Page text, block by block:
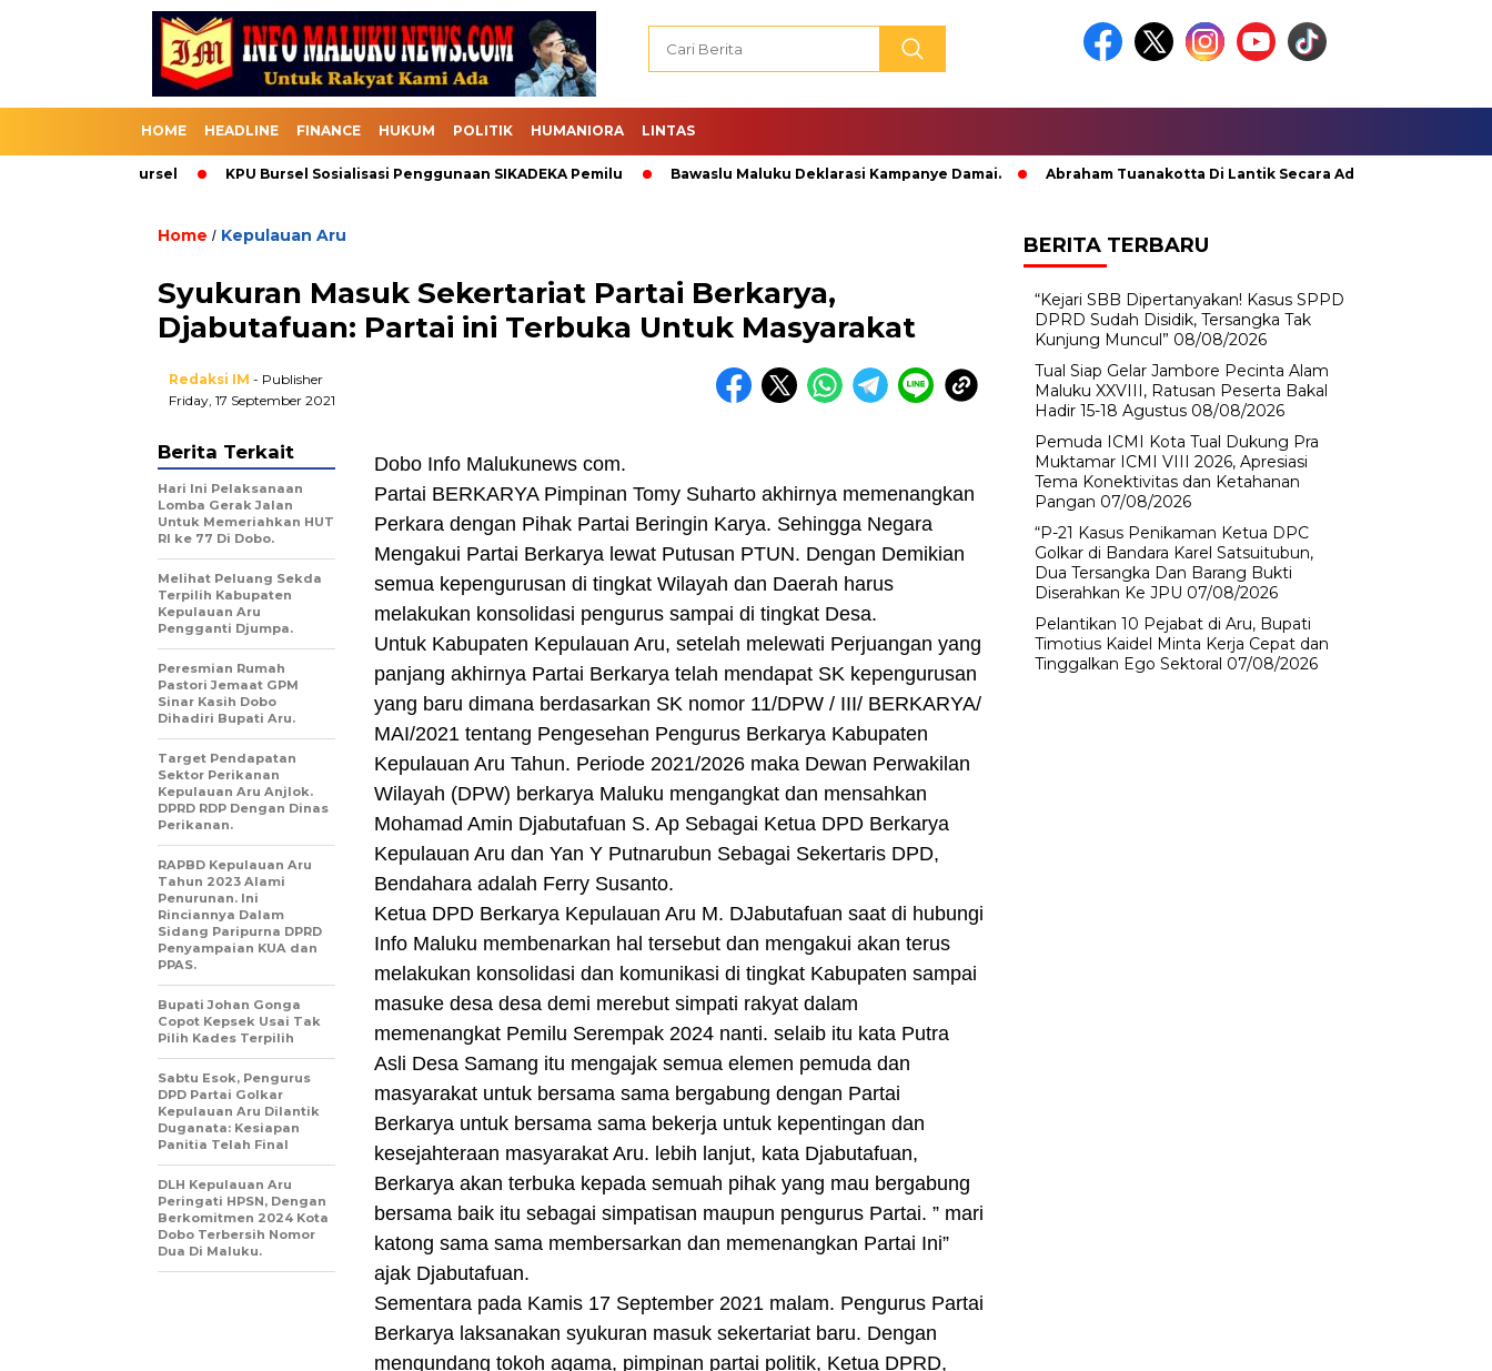
HOME HEADLINE FINANCE HUKUM POLITIK HUMANIORA LINTAS
Melalui Bursel KPU Bursel Sosialisasi Penggunaan SIKADEKA Pemilu Bawaslu Maluku Deklarasi Kampanye Damai. Abraham Tuanakotta Di Lantik Secara Adat; Pj Bupati Malteng
Home / Kepulauan Aru
Syukuran Masuk Sekertariat Partai Berkarya,
Djabutafuan: Partai ini Terbuka Untuk Masyarakat
Redaksi IM - Publisher
Friday, 17 September 2021
Dobo Info Malukunews com.
Partai BERKARYA Pimpinan Tomy Suharto akhirnya memenangkan
Perkara dengan Pihak Partai Beringin Karya. Sehingga Negara
Mengakui Partai Berkarya lewat Putusan PTUN. Dengan Demikian
semua kepengurusan di tingkat Wilayah dan Daerah harus
melakukan konsolidasi pengurus sampai di tingkat Desa.
Untuk Kabupaten Kepulauan Aru, setelah melewati Perjuangan yang
panjang akhirnya Partai Berkarya telah mendapat SK kepengurusan
yang baru dimana berdasarkan SK nomor 11/DPW / III/ BERKARYA/
MAI/2021 tentang Pengesehan Pengurus Berkarya Kabupaten
Kepulauan Aru Tahun. Periode 2021/2026 maka Dewan Perwakilan
Wilayah (DPW) berkarya Maluku mengangkat dan mensahkan
Mohamad Amin Djabutafuan S. Ap Sebagai Ketua DPD Berkarya
Kepulauan Aru dan Yan Y Putnarubun Sebagai Sekertaris DPD,
Bendahara adalah Ferry Susanto.
Ketua DPD Berkarya Kepulauan Aru M. DJabutafuan saat di hubungi
Info Maluku membenarkan hal tersebut dan mengakui akan terus
melakukan konsolidasi dan komunikasi di tingkat Kabupaten sampai
masuke desa desa demi merebut simpati rakyat dalam
memenangkat Pemilu Serempak 2024 nanti. selaib itu kata Putra
Asli Desa Samang itu mengajak semua elemen pemuda dan
masyarakat untuk bersama sama bergabung dengan Partai
Berkarya untuk bersama sama bekerja untuk kepentingan dan
kesejahteraan masyarakat Aru. lebih lanjut, kata Djabutafuan,
Berkarya akan terbuka kepada semuah pihak yang mau bergabung
bersama baik itu sebagai simpatisan maupun pengurus Partai. ” mari
katong sama sama membersarkan dan memenangkan Partai Ini”
ajak Djabutafuan.
Sementara pada Kamis 17 September 2021 malam. Pengurus Partai
Berkarya laksanakan syukuran masuk sekertariat baru. Dengan
mengundang tokoh agama, pimpinan partai politik, Ketua DPRD,
Berita Terkait
Hari Ini Pelaksanaan
Lomba Gerak Jalan
Untuk Memeriahkan HUT
RI ke 77 Di Dobo.
Melihat Peluang Sekda
Terpilih Kabupaten
Kepulauan Aru
Pengganti Djumpa.
Peresmian Rumah
Pastori Jemaat GPM
Sinar Kasih Dobo
Dihadiri Bupati Aru.
Target Pendapatan
Sektor Perikanan
Kepulauan Aru Anjlok.
DPRD RDP Dengan Dinas
Perikanan.
RAPBD Kepulauan Aru
Tahun 2023 Alami
Penurunan. Ini
Rinciannya Dalam
Sidang Paripurna DPRD
Penyampaian KUA dan
PPAS.
Bupati Johan Gonga
Copot Kepsek Usai Tak
Pilih Kades Terpilih
Sabtu Esok, Pengurus
DPD Partai Golkar
Kepulauan Aru Dilantik
Duganata: Kesiapan
Panitia Telah Final
DLH Kepulauan Aru
Peringati HPSN, Dengan
Berkomitmen 2024 Kota
Dobo Terbersih Nomor
Dua Di Maluku.
BERITA TERBARU
“Kejari SBB Dipertanyakan! Kasus SPPD
DPRD Sudah Disidik, Tersangka Tak
Kunjung Muncul” 08/08/2026
Tual Siap Gelar Jambore Pecinta Alam
Maluku XXVIII, Ratusan Peserta Bakal
Hadir 15-18 Agustus 08/08/2026
Pemuda ICMI Kota Tual Dukung Pra
Muktamar ICMI VIII 2026, Apresiasi
Tema Konektivitas dan Ketahanan
Pangan 07/08/2026
“P-21 Kasus Penikaman Ketua DPC
Golkar di Bandara Karel Satsuitubun,
Dua Tersangka Dan Barang Bukti
Diserahkan Ke JPU 07/08/2026
Pelantikan 10 Pejabat di Aru, Bupati
Timotius Kaidel Minta Kerja Cepat dan
Tinggalkan Ego Sektoral 07/08/2026